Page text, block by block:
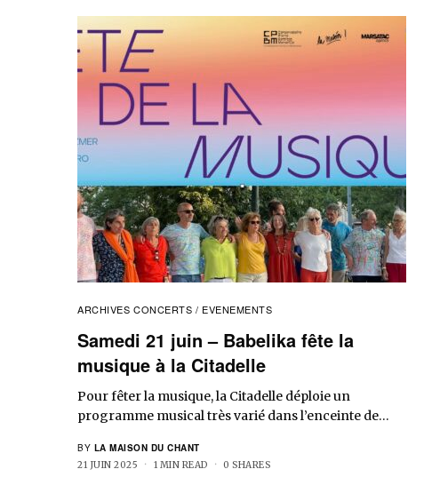
ARCHIVES CONCERTS / EVENEMENTS
Samedi 21 juin – Babelika fête la
musique à la Citadelle
Pour fêter la musique, la Citadelle déploie un
programme musical très varié dans l’enceinte de…
BY LA MAISON DU CHANT
21 JUIN 2025 1 MIN READ 0 SHARES